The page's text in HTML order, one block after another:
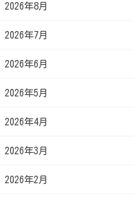
2026年8月
2026年7月
2026年6月
2026年5月
2026年4月
2026年3月
2026年2月